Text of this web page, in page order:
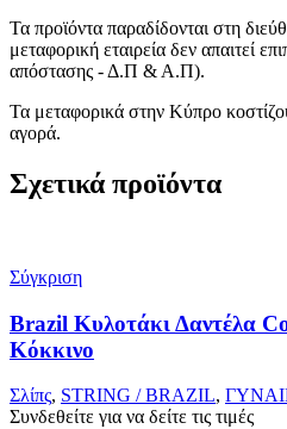
Τα προϊόντα παραδίδονται στη
μεταφορική εταιρεία δεν απαιτεί
απόστασης - Δ.Π & Α.Π).
Τα μεταφορικά στην Κύπρο
αγορά.
Σχετικά προϊόντα
Σύγκριση
Brazil Κυλοτάκι Δαντέλα
Κόκκινο
Σλίπς, STRING / BRAZIL,
Συνδεθείτε για να δείτε τις τιμές